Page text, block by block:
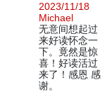
2023/11/18
Michael
无意间想起过
来好读怀念一
下。竟然是惊
喜！好读活过
来了！感恩 感
谢。